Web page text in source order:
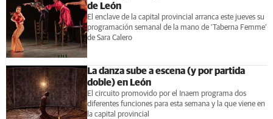
de León
El enclave de la capital provincial arranca este jueves su
programación semanal de la mano de 'Taberna Femme'
de Sara Calero
La danza sube a escena (y por partida
doble) en León
El circuito promovido por el Inaem programa dos
diferentes funciones para esta semana y la que viene en
la capital provincial